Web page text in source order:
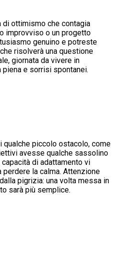
di ottimismo che contagia
improvviso o un progetto
genuino e potreste
risolverà una questione
giornata da vivere in
e sorrisi spontanei.
qualche piccolo ostacolo, come
avesse qualche sassolino
di adattamento vi
la calma. Attenzione
pigrizia: una volta messa in
sarà più semplice.